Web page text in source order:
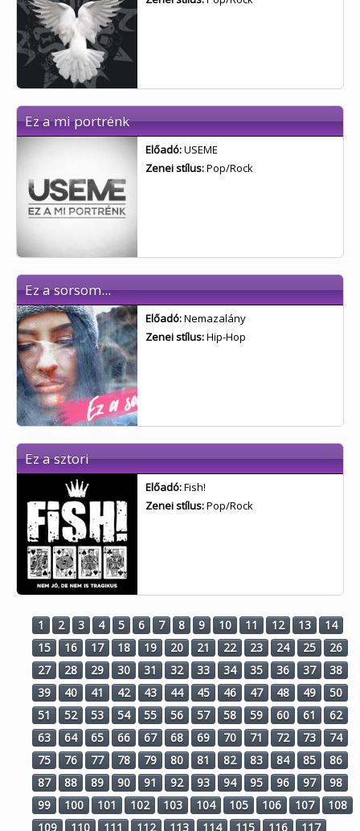
Ez a mi portrénk
Előadó:USEME
Zenei stílus:Pop/Rock
Ez a sorsom...
Előadó:Nemazalány
Zenei stílus:Hip-Hop
Ez a sztori
Előadó:Fish!
Zenei stílus:Pop/Rock
1 2 3 4 5 6 7 8 9 10 11 12 13
14
15
16 17 18 19 20 21 22 23 24 25
26
27
28 29 30 31 32 33 34 35 36 37
38
39
40 41 42 43 44 45 46 47 48 49
50
51
52 53 54 55 56 57 58 59 60 61
62
63
64 65 66 67 68 69 70 71 72 73
74
75
76 77 78 79 80 81 82 83 84 85
86
87
88 89 90 91 92 93 94 95 96 97
98
99
100 101 102 103 104 105 106 107
108
109
110 111 112 113 114 115 116
117